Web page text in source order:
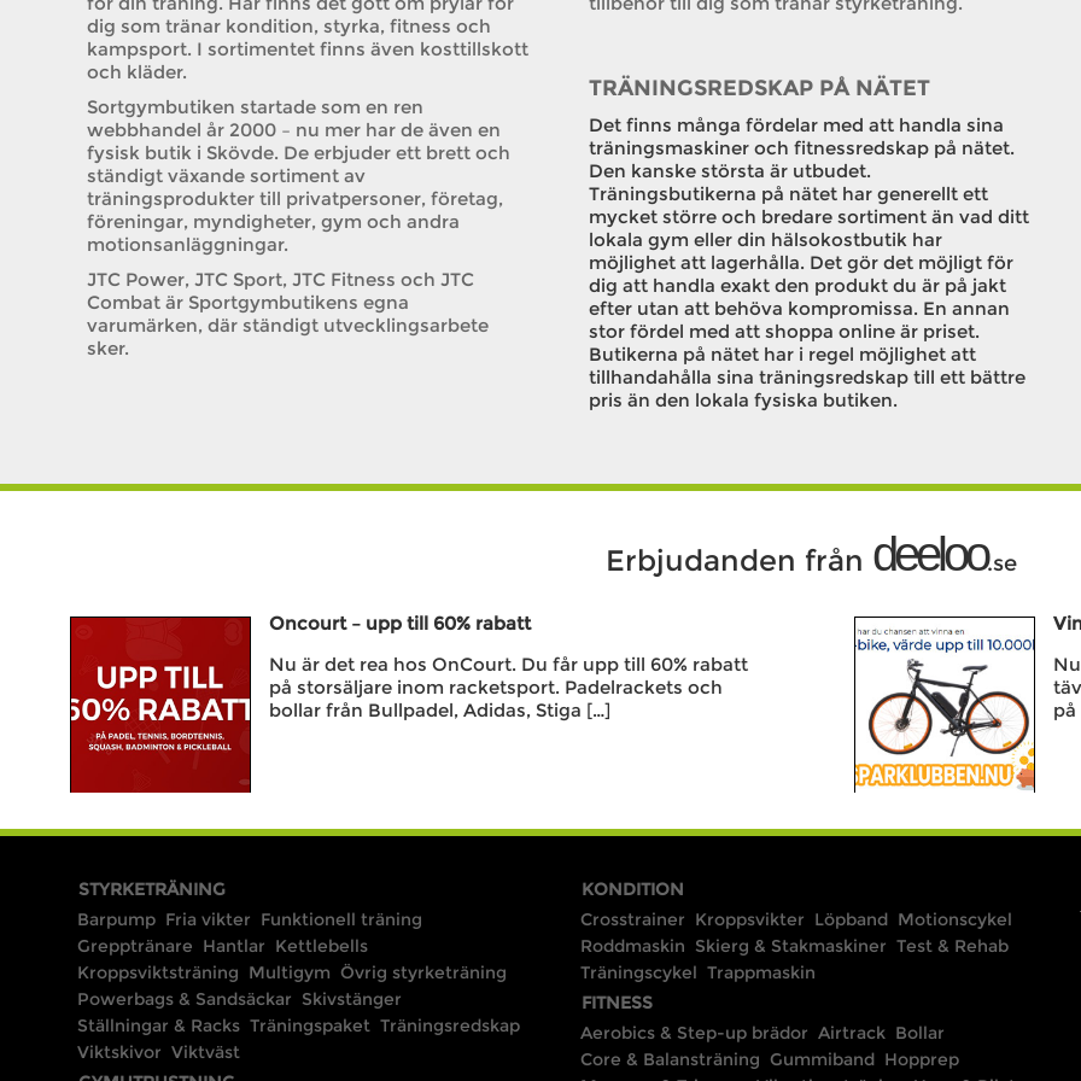
dig som tränar kondition, styrka, fitness och
kampsport. I sortimentet finns även kosttillskott
och kläder.
Sortgymbutiken startade som en ren
webbhandel år 2000 – nu mer har de även en
fysisk butik i Skövde. De erbjuder ett brett och
ständigt växande sortiment av
träningsprodukter till privatpersoner, företag,
föreningar, myndigheter, gym och andra
motionsanläggningar.
JTC Power, JTC Sport, JTC Fitness och JTC
Combat är Sportgymbutikens egna
varumärken, där ständigt utvecklingsarbete
sker.
TRÄNINGSREDSKAP PÅ NÄTET
Det finns många fördelar med att handla sina
träningsmaskiner och fitnessredskap på nätet.
Den kanske största är utbudet.
Träningsbutikerna på nätet har generellt ett
mycket större och bredare sortiment än vad ditt
lokala gym eller din hälsokostbutik har
möjlighet att lagerhålla. Det gör det möjligt för
dig att handla exakt den produkt du är på jakt
efter utan att behöva kompromissa. En annan
stor fördel med att shoppa online är priset.
Butikerna på nätet har i regel möjlighet att
tillhandahålla sina träningsredskap till ett bättre
pris än den lokala fysiska butiken.
Erbjudanden från deeloo.se
Oncourt – upp till 60% rabatt
Nu är det rea hos OnCourt. Du får upp till 60% rabatt
på storsäljare inom racketsport. Padelrackets och
bollar från Bullpadel, Adidas, Stiga […]
på
STYRKETRÄNING
Barpump Fria vikter Funktionell träning
Grepptränare Hantlar Kettlebells
Kroppsviktsträning Multigym Övrig styrketräning
Powerbags & Sandsäckar Skivstänger
Ställningar & Racks Träningspaket Träningsredskap
Viktskivor Viktväst
KONDITION
Crosstrainer Kroppsvikter Löpband Motionscykel
Roddmaskin Skierg & Stakmaskiner Test & Rehab
Träningscykel Trappmaskin
FITNESS
Aerobics & Step-up brädor Airtrack Bollar
Core & Balansträning Gummiband Hopprep